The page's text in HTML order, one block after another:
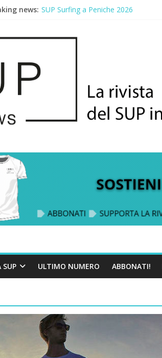
news: SUP Surfing a Peniche 2026
SUP ULTIMO NUMERO ABBONATI!